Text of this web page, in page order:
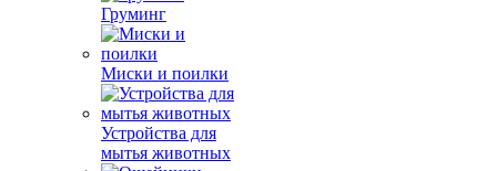
Груминг
Миски и поилки
Устройства для
мытья животных